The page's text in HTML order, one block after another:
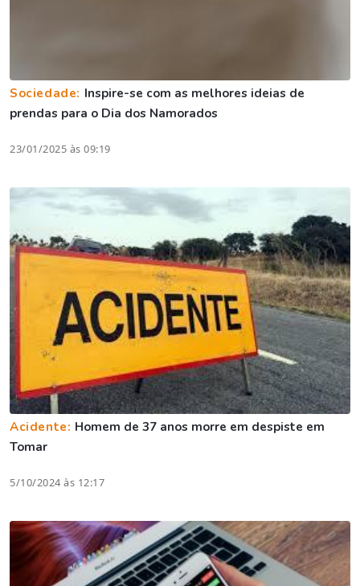
Sociedade: Inspire-se com as melhores ideias de
prendas para o Dia dos Namorados
23/01/2025 às 09:19
Acidente: Homem de 37 anos morre em despiste em
Tomar
5/10/2024 às 12:17